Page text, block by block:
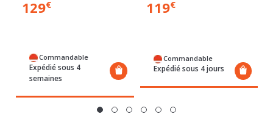
129€
Commandable
Expédié sous 4
semaines
119€
Commandable
Expédié sous 4 jours